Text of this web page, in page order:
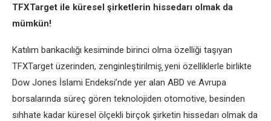
TFXTarget ile küresel şirketlerin hissedarı olmak da
mümkün!
Katılım bankacılığı kesiminde birinci olma özelliği taşıyan
TFXTarget üzerinden, zenginleştirilmiş̧ yeni özelliklerle birlikte
Dow Jones İslami Endeksi’nde yer alan ABD ve Avrupa
borsalarında süreç gören teknolojiden otomotive, besinden
sıhhate kadar küresel ölçekli birçok şirketin hissedarı olmak da